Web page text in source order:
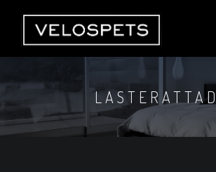
LASTERATTAD